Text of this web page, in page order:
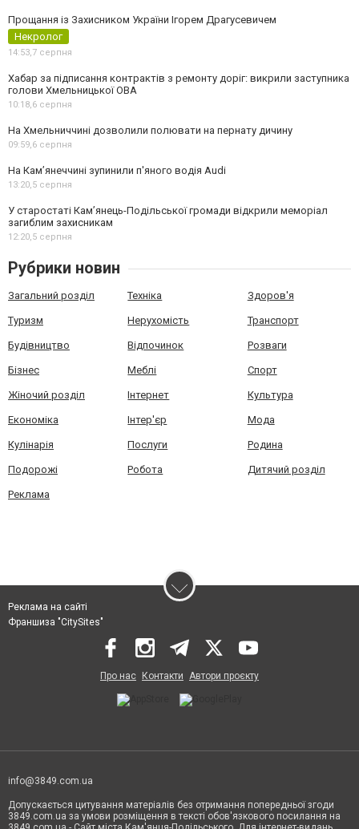
Прощання із Захисником України Ігорем Драгусевичем
Некролог
14:53,7 серпня
Хабар за підписання контрактів з ремонту доріг: викрили заступника
голови Хмельницької ОВА
10:18,6 серпня
На Хмельниччині дозволили полювати на пернату дичину
09:59,6 серпня
На Камʼянеччині зупинили п'яного водія Audi
13:20,5 серпня
У старостаті Кам’янець-Подільської громади відкрили меморіал
загиблим захисникам
12:20,5 серпня
Рубрики новин
Загальний розділ Техніка Здоров'я
Туризм Нерухомість Транспорт
Будівництво Відпочинок Розваги
Бізнес Меблі Спорт
Жіночий розділ Інтернет Культура
Економіка Інтер'єр Мода
Кулінарія Послуги Родина
Подорожі Робота Дитячий розділ
Реклама
Реклама на сайті
Франшиза "CitySites"
Про нас Контакти Автори проєкту
info@3849.com.ua
Допускається цитування матеріалів без отримання попередньої згоди
3849.com.ua за умови розміщення в тексті обов'язкового посилання на